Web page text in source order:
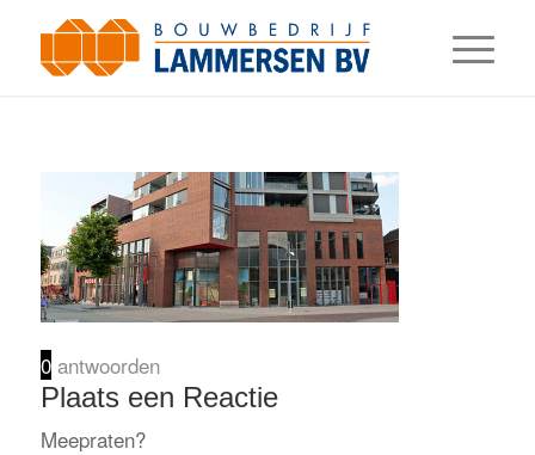
0 antwoorden
Plaats een Reactie
Meepraten?